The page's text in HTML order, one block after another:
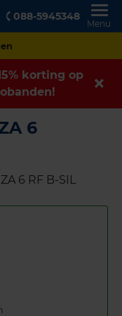
088-5945348
Menu
korting op
6